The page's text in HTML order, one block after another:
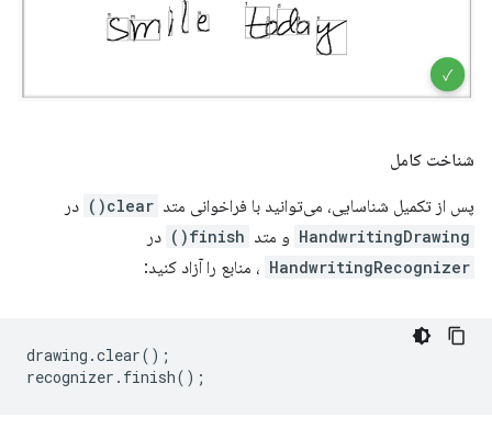
شناخت کامل
پس از تکمیل شناسایی، می‌توانید با فراخوانی متد clear() در
HandwritingDrawing و متد finish() در
HandwritingRecognizer ، منابع را آزاد کنید:
drawing .clear();
recognizer . finish();